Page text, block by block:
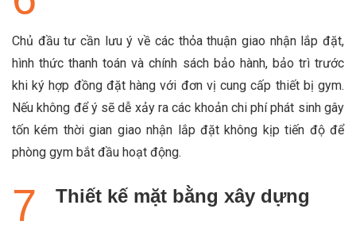
Chủ đầu tư cần lưu ý về các thỏa thuận giao nhận lắp đặt,
hình thức thanh toán và chính sách bảo hành, bảo trì trước
khi ký hợp đồng đặt hàng với đơn vị cung cấp thiết bị gym.
Nếu không để ý sẽ dễ xảy ra các khoản chi phí phát sinh gây
tốn kém thời gian giao nhận lắp đặt không kịp tiến độ để
phòng gym bắt đầu hoạt động.
Thiết kế mặt bằng xây dựng